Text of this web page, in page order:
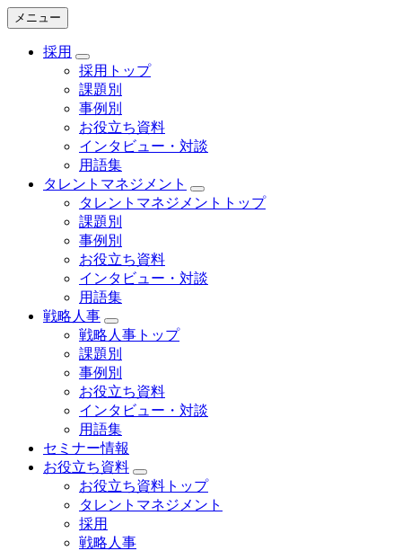
メニュー
採用
採用トップ
課題別
事例別
お役立ち資料
インタビュー・対談
用語集
タレントマネジメント
タレントマネジメントトップ
課題別
事例別
お役立ち資料
インタビュー・対談
用語集
戦略人事
戦略人事トップ
課題別
事例別
お役立ち資料
インタビュー・対談
用語集
セミナー情報
お役立ち資料
お役立ち資料トップ
タレントマネジメント
採用
戦略人事